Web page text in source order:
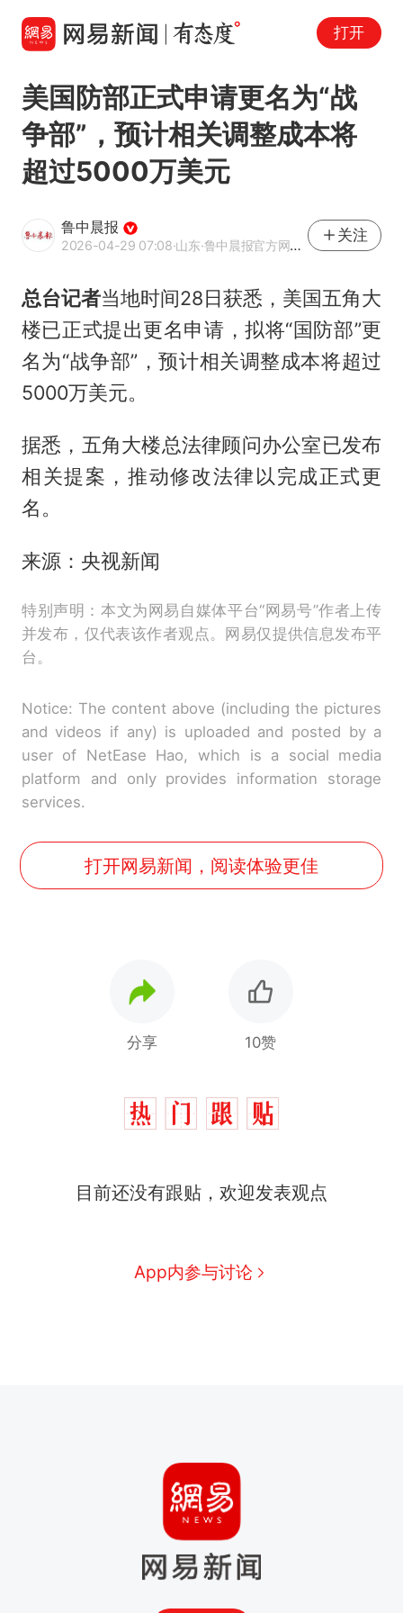
打开
美国防部正式申请更名为“战
争部”，预计相关调整成本将
超过5000万美元
鲁中晨报
2026-04-29 07:08·山东·鲁中晨报官方网易号
关注
总台记者当地时间28日获悉，美国五角大
楼已正式提出更名申请，拟将“国防部”更
名为“战争部”，预计相关调整成本将超过
5000万美元。
据悉，五角大楼总法律顾问办公室已发布
相关提案，推动修改法律以完成正式更
名。
来源：央视新闻
特别声明：本文为网易自媒体平台“网易号”作者上传
并发布，仅代表该作者观点。网易仅提供信息发布平
台。
Notice: The content above (including the pictures
and videos if any) is uploaded and posted by a
user of NetEase Hao, which is a social media
platform and only provides information storage
services.
打开网易新闻，阅读体验更佳
分享 10赞
目前还没有跟贴，欢迎发表观点
App内参与讨论